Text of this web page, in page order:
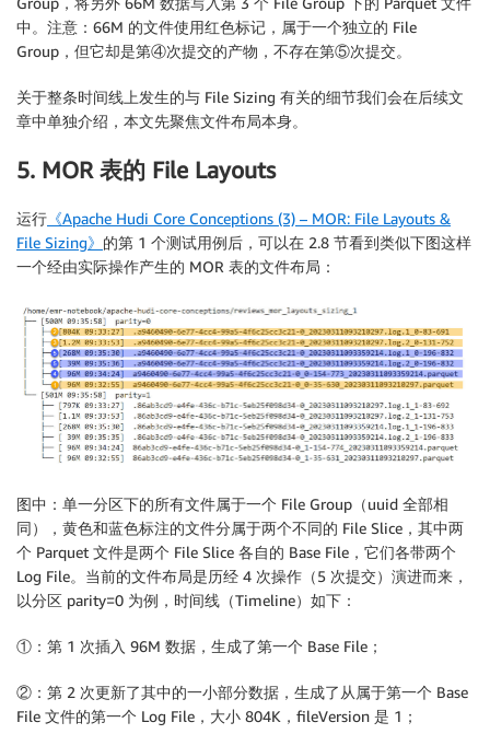
中。注意：66M 的文件使用红色标记，属于一个独立的 File
Group，但它却是第④次提交的产物，不存在第⑤次提交。
关于整条时间线上发生的与 File Sizing 有关的细节我们会在后续文
章中单独介绍，本文先聚焦文件布局本身。
5. MOR 表的 File Layouts
运行 《Apache Hudi Core Conceptions (3) – MOR: File Layouts &
File Sizing》 的第 1 个测试用例后，可以在 2.8 节看到类似下图这样
一个经由实际操作产生的 MOR 表的文件布局：
图中：单一分区下的所有文件属于一个 File Group（uuid 全部相
同），黄色和蓝色标注的文件分属于两个不同的 File Slice，其中两
个 Parquet 文件是两个 File Slice 各自的 Base File，它们各带两个
Log File。当前的文件布局是历经 4 次操作（5 次提交）演进而来，
以分区 parity=0 为例，时间线（Timeline）如下：
①：第 1 次插入 96M 数据，生成了第一个 Base File；
②：第 2 次更新了其中的一小部分数据，生成了从属于第一个 Base
File 文件的第一个 Log File，大小 804K，fileVersion 是 1；